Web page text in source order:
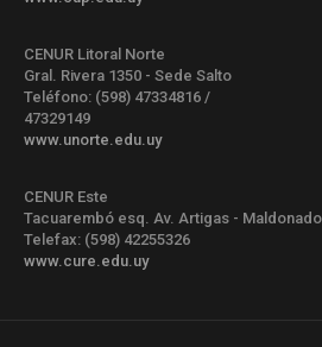
CENUR Litoral Norte
Gral. Rivera 1350 - Sede Salto
Teléfono: (598) 47334816 /
47329149
www.unorte.edu.uy
CENUR Este
Tacuarembó esq. Av. Artigas - Maldonado
Telefax: (598) 42255326
www.cure.edu.uy